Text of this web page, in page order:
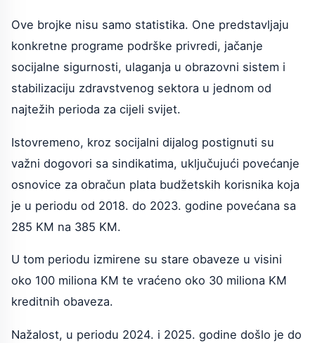
Ove brojke nisu samo statistika. One predstavljaju
konkretne programe podrške privredi, jačanje
socijalne sigurnosti, ulaganja u obrazovni sistem i
stabilizaciju zdravstvenog sektora u jednom od
najtežih perioda za cijeli svijet.
Istovremeno, kroz socijalni dijalog postignuti su
važni dogovori sa sindikatima, uključujući povećanje
osnovice za obračun plata budžetskih korisnika koja
je u periodu od 2018. do 2023. godine povećana sa
285 KM na 385 KM.
U tom periodu izmirene su stare obaveze u visini
oko 100 miliona KM te vraćeno oko 30 miliona KM
kreditnih obaveza.
Nažalost, u periodu 2024. i 2025. godine došlo je do